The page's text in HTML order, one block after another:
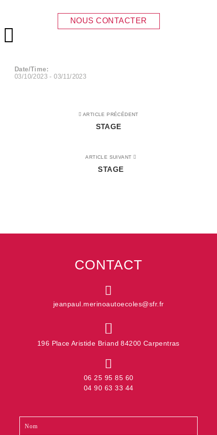
Menu principal
NOUS CONTACTER
STAGE
Date/Time:
03/10/2023 - 03/11/2023
ARTICLE PRÉCÉDENT
STAGE
ARTICLE SUIVANT
STAGE
CONTACT
jeanpaul.merinoautoecoles@sfr.fr
196 Place Aristide Briand 84200 Carpentras
06 25 95 85 60
04 90 63 33 44
footer
vous